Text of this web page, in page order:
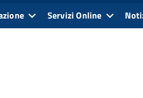
Servizi Online